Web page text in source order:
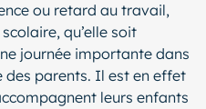
ou retard au travail,
qu’elle soit
journée importante dans
des parents. Il est en effet
leurs enfants